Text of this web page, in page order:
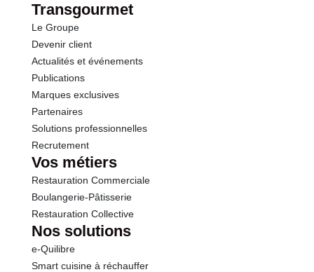
Transgourmet
Le Groupe
Devenir client
Actualités et événements
Publications
Marques exclusives
Partenaires
Solutions professionnelles
Recrutement
Vos métiers
Restauration Commerciale
Boulangerie-Pâtisserie
Restauration Collective
Nos solutions
e-Quilibre
Smart cuisine à réchauffer